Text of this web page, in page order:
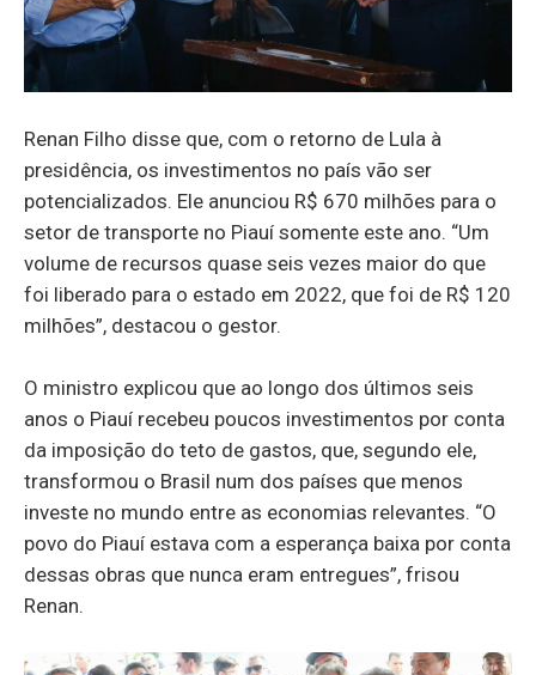
Renan Filho disse que, com o retorno de Lula à
presidência, os investimentos no país vão ser
potencializados. Ele anunciou R$ 670 milhões para o
setor de transporte no Piauí somente este ano. “Um
volume de recursos quase seis vezes maior do que
foi liberado para o estado em 2022, que foi de R$ 120
milhões”, destacou o gestor.
O ministro explicou que ao longo dos últimos seis
anos o Piauí recebeu poucos investimentos por conta
da imposição do teto de gastos, que, segundo ele,
transformou o Brasil num dos países que menos
investe no mundo entre as economias relevantes. “O
povo do Piauí estava com a esperança baixa por conta
dessas obras que nunca eram entregues”, frisou
Renan.